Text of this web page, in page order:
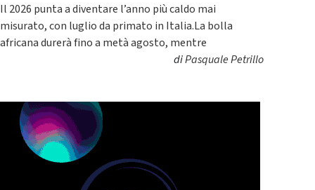
Il 2026 punta a diventare l’anno più caldo mai
misurato, con luglio da primato in Italia.La bolla
africana durerà fino a metà agosto, mentre
diPasquale Petrillo